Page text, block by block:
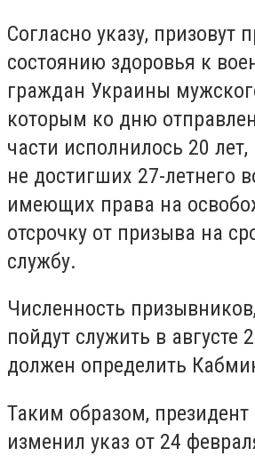
Согласно указу, призовут
состоянию здоровья к
граждан Украины
которым ко дню
части исполнилось 20
не достигших 27-летнего
имеющих права на
отсрочку от призыва на
службу.
Численность
пойдут служить в августе
должен определить
Таким образом, президент
изменил указ от 24